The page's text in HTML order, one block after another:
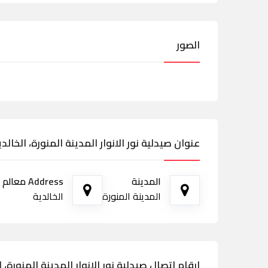
الصور
عنوان صيدلية نور الانوار المدينة المنورة،
المدينة
المدينة المنورة
Address معالم الطريق
الخالدية